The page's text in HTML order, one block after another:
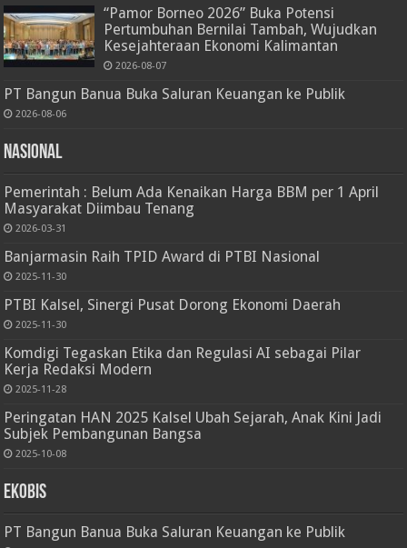
“Pamor Borneo 2026” Buka Potensi
Pertumbuhan Bernilai Tambah, Wujudkan
Kesejahteraan Ekonomi Kalimantan
2026-08-07
PT Bangun Banua Buka Saluran Keuangan ke Publik
2026-08-06
Nasional
Pemerintah : Belum Ada Kenaikan Harga BBM per 1 April
Masyarakat Diimbau Tenang
2026-03-31
Banjarmasin Raih TPID Award di PTBI Nasional
2025-11-30
PTBI Kalsel, Sinergi Pusat Dorong Ekonomi Daerah
2025-11-30
Komdigi Tegaskan Etika dan Regulasi AI sebagai Pilar
Kerja Redaksi Modern
2025-11-28
Peringatan HAN 2025 Kalsel Ubah Sejarah, Anak Kini Jadi
Subjek Pembangunan Bangsa
2025-10-08
Ekobis
PT Bangun Banua Buka Saluran Keuangan ke Publik